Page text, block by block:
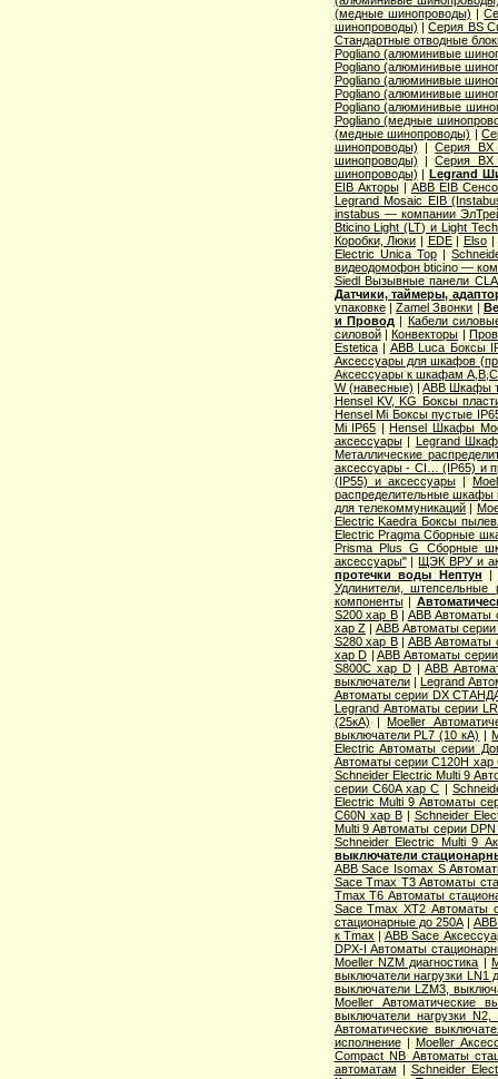
(медные шинопроводы) |
шинопроводы) |Серия ВS
Стандартные отводные
Pogliano (алюминивые
Pogliano (алюминивые
Pogliano (алюминивые
Pogliano (алюминивые
Pogliano (алюминивые
Pogliano (медные
(медные шинопроводы) |
шинопроводы) |Серия ВХ
шинопроводы) |Серия ВХ
шинопроводы) | Legrand
EIB Акторы| ABB EIB
Legrand Mosaic ЕIB
instabus — компании
Bticino Light (LT) и Light
Коробки, Люки | EDE| Elso|
Electric Unica Top|
видеодомофон bticino —
Siedl Вызывные панели
Датчики, таймеры,
упаковке|Zamel Звонки |
и Провод | Кабели
силовой|Конвекторы |
Estetica| ABB Luca Боксы
Аксессуары для шкафов
Аксессуары к шкафам
W (навесные) |ABB Шкафы
Hensel KV, KG Боксы
Hensel Mi Боксы пустые
Mi IP65 |Hensel Шкафы
аксессуары| Legrand
Металлические
аксессуары - CI… (IP65) и
(IP55) и аксессуары|
распределительные
для телекоммуникаций|
Electric Kaedra Боксы
Electric Pragma Сборные
Prisma Plus G Сборные
аксессуары"|ЩЭК ВРУ и
протечки воды Нептун
Удлинители, штепсельные
компоненты|
S200 хар B| ABB Автоматы
хар Z| ABB Автоматы
S280 хар B| ABB Автоматы
хар D | ABB Автоматы
S800C хар D|ABB
выключатели| Legrand
Автоматы серии DX
Legrand Автоматы серии
(25кА) |Moeller
выключатели PL7 (10 кА) |
Electric Aвтоматы серии
Автоматы серии C120H хар
Schneider Electric Multi 9
серии C60A хар C |
Electric Multi 9 Автоматы
C60N хар B| Schneider
Multi 9 Автоматы серии
Schneider Electric Multi 9
выключатели
ABB Sace Isomax S
Sace Tmax T3 Автоматы
Tmax T6 Автоматы
Sace Tmax XT2 Автоматы
стационарные до 250А|
к Tmax | ABB Sace
DPX-I Автоматы
Moeller NZM диагностика |
выключатели нагрузки LN1
выключатели LZM3,
Moeller Автоматические
выключатели нагрузки
Автоматические
исполнение| Moeller
Compact NB Автоматы
автоматам | Schneider